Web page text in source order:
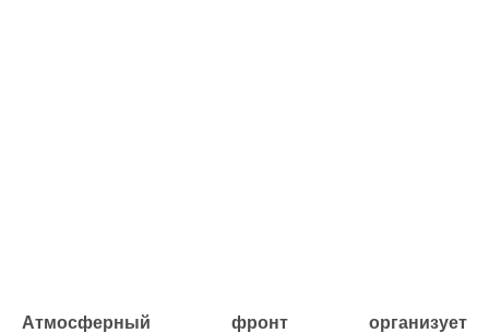
Атмосферный фронт организует